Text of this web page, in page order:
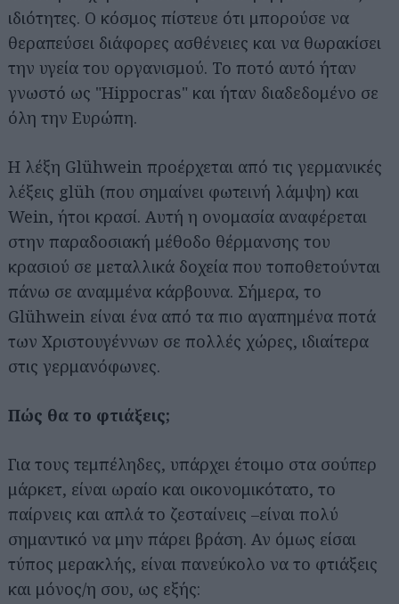
ιδιότητες. Ο κόσμος πίστευε ότι μπορούσε να
θεραπεύσει διάφορες ασθένειες και να θωρακίσει
την υγεία του οργανισμού. Το ποτό αυτό ήταν
γνωστό ως "Hippocras" και ήταν διαδεδομένο σε
όλη την Ευρώπη.
Η λέξη Glühwein προέρχεται από τις γερμανικές
λέξεις glüh (που σημαίνει φωτεινή λάμψη) και
Wein, ήτοι κρασί. Αυτή η ονομασία αναφέρεται
στην παραδοσιακή μέθοδο θέρμανσης του
κρασιού σε μεταλλικά δοχεία που τοποθετούνται
πάνω σε αναμμένα κάρβουνα. Σήμερα, το
Glühwein είναι ένα από τα πιο αγαπημένα ποτά
των Χριστουγέννων σε πολλές χώρες, ιδιαίτερα
στις γερμανόφωνες.
Πώς θα το φτιάξεις;
Για τους τεμπέληδες, υπάρχει έτοιμο στα σούπερ
μάρκετ, είναι ωραίο και οικονομικότατο, το
παίρνεις και απλά το ζεσταίνεις –είναι πολύ
σημαντικό να μην πάρει βράση. Αν όμως είσαι
τύπος μερακλής, είναι πανεύκολο να το φτιάξεις
και μόνος/η σου, ως εξής: